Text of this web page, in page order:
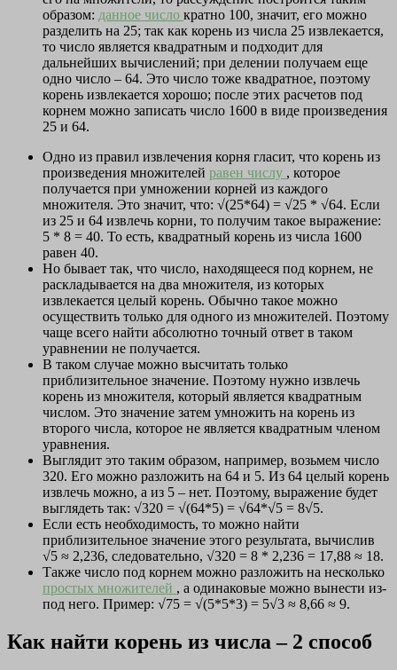
образом: данное число кратно 100, значит, его можно
разделить на 25; так как корень из числа 25 извлекается,
то число является квадратным и подходит для
дальнейших вычислений; при делении получаем еще
одно число – 64. Это число тоже квадратное, поэтому
корень извлекается хорошо; после этих расчетов под
корнем можно записать число 1600 в виде произведения
25 и 64.
Одно из правил извлечения корня гласит, что корень из
произведения множителей равен числу , которое
получается при умножении корней из каждого
множителя. Это значит, что: √(25*64) = √25 * √64. Если
из 25 и 64 извлечь корни, то получим такое выражение:
5 * 8 = 40. То есть, квадратный корень из числа 1600
равен 40.
Но бывает так, что число, находящееся под корнем, не
раскладывается на два множителя, из которых
извлекается целый корень. Обычно такое можно
осуществить только для одного из множителей. Поэтому
чаще всего найти абсолютно точный ответ в таком
уравнении не получается.
В таком случае можно высчитать только
приблизительное значение. Поэтому нужно извлечь
корень из множителя, который является квадратным
числом. Это значение затем умножить на корень из
второго числа, которое не является квадратным членом
уравнения.
Выглядит это таким образом, например, возьмем число
320. Его можно разложить на 64 и 5. Из 64 целый корень
извлечь можно, а из 5 – нет. Поэтому, выражение будет
выглядеть так: √320 = √(64*5) = √64*√5 = 8√5.
Если есть необходимость, то можно найти
приблизительное значение этого результата, вычислив
√5 ≈ 2,236, следовательно, √320 = 8 * 2,236 = 17,88 ≈ 18.
Также число под корнем можно разложить на несколько
простых множителей , а одинаковые можно вынести из-
под него. Пример: √75 = √(5*5*3) = 5√3 ≈ 8,66 ≈ 9.
Как найти корень из числа – 2 способ